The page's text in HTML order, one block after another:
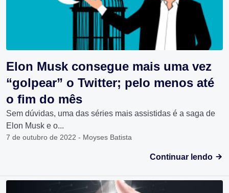
Elon Musk consegue mais uma vez
“golpear” o Twitter; pelo menos até
o fim do mês
Sem dúvidas, uma das séries mais assistidas é a saga de
Elon Musk e o...
7 de outubro de 2022 - Moyses Batista
Continuar lendo